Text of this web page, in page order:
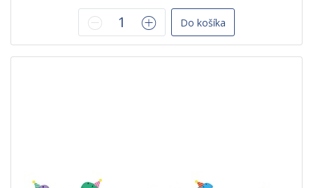
Do košíka